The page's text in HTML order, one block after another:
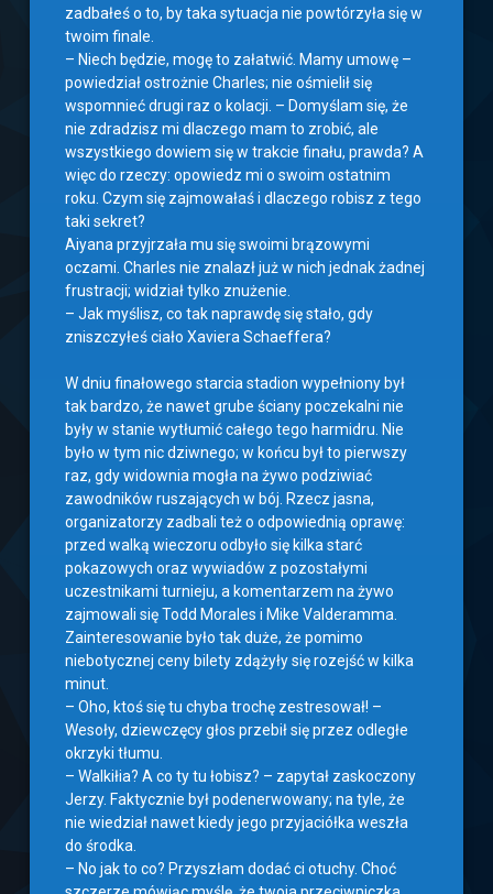
zadbałeś o to, by taka sytuacja nie powtórzyła się w
twoim finale.
– Niech będzie, mogę to załatwić. Mamy umowę –
powiedział ostrożnie Charles; nie ośmielił się
wspomnieć drugi raz o kolacji. – Domyślam się, że
nie zdradzisz mi dlaczego mam to zrobić, ale
wszystkiego dowiem się w trakcie finału, prawda? A
więc do rzeczy: opowiedz mi o swoim ostatnim
roku. Czym się zajmowałaś i dlaczego robisz z tego
taki sekret?
Aiyana przyjrzała mu się swoimi brązowymi
oczami. Charles nie znalazł już w nich jednak żadnej
frustracji; widział tylko znużenie.
– Jak myślisz, co tak naprawdę się stało, gdy
zniszczyłeś ciało Xaviera Schaeffera?
W dniu finałowego starcia stadion wypełniony był
tak bardzo, że nawet grube ściany poczekalni nie
były w stanie wytłumić całego tego harmidru. Nie
było w tym nic dziwnego; w końcu był to pierwszy
raz, gdy widownia mogła na żywo podziwiać
zawodników ruszających w bój. Rzecz jasna,
organizatorzy zadbali też o odpowiednią oprawę:
przed walką wieczoru odbyło się kilka starć
pokazowych oraz wywiadów z pozostałymi
uczestnikami turnieju, a komentarzem na żywo
zajmowali się Todd Morales i Mike Valderamma.
Zainteresowanie było tak duże, że pomimo
niebotycznej ceny bilety zdążyły się rozejść w kilka
minut.
– Oho, ktoś się tu chyba trochę zestresował! –
Wesoły, dziewczęcy głos przebił się przez odległe
okrzyki tłumu.
– Walkiłia? A co ty tu łobisz? – zapytał zaskoczony
Jerzy. Faktycznie był podenerwowany; na tyle, że
nie wiedział nawet kiedy jego przyjaciółka weszła
do środka.
– No jak to co? Przyszłam dodać ci otuchy. Choć